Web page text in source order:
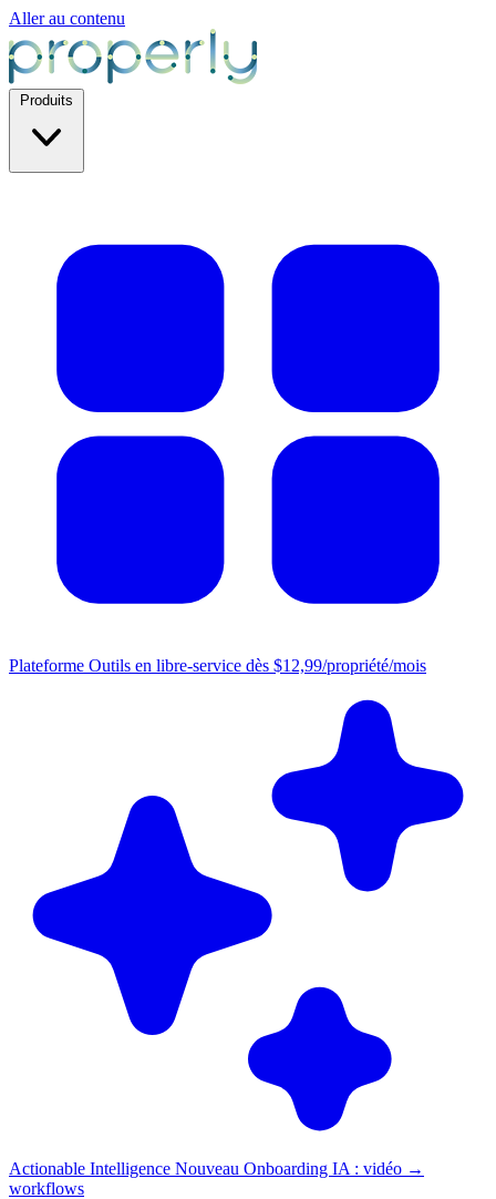
Aller au contenu
Plateforme Outils en libre-service dès $12,99/propriété/mois
Actionable Intelligence Nouveau Onboarding IA : vidéo →
workflows